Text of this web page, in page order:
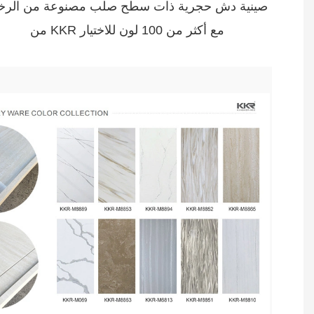
صينية دش حجرية ذات سطح صلب مصنوعة من
من KKR مع أكثر من 100 لون للاختيار